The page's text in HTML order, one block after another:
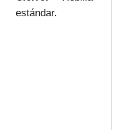
estándar.